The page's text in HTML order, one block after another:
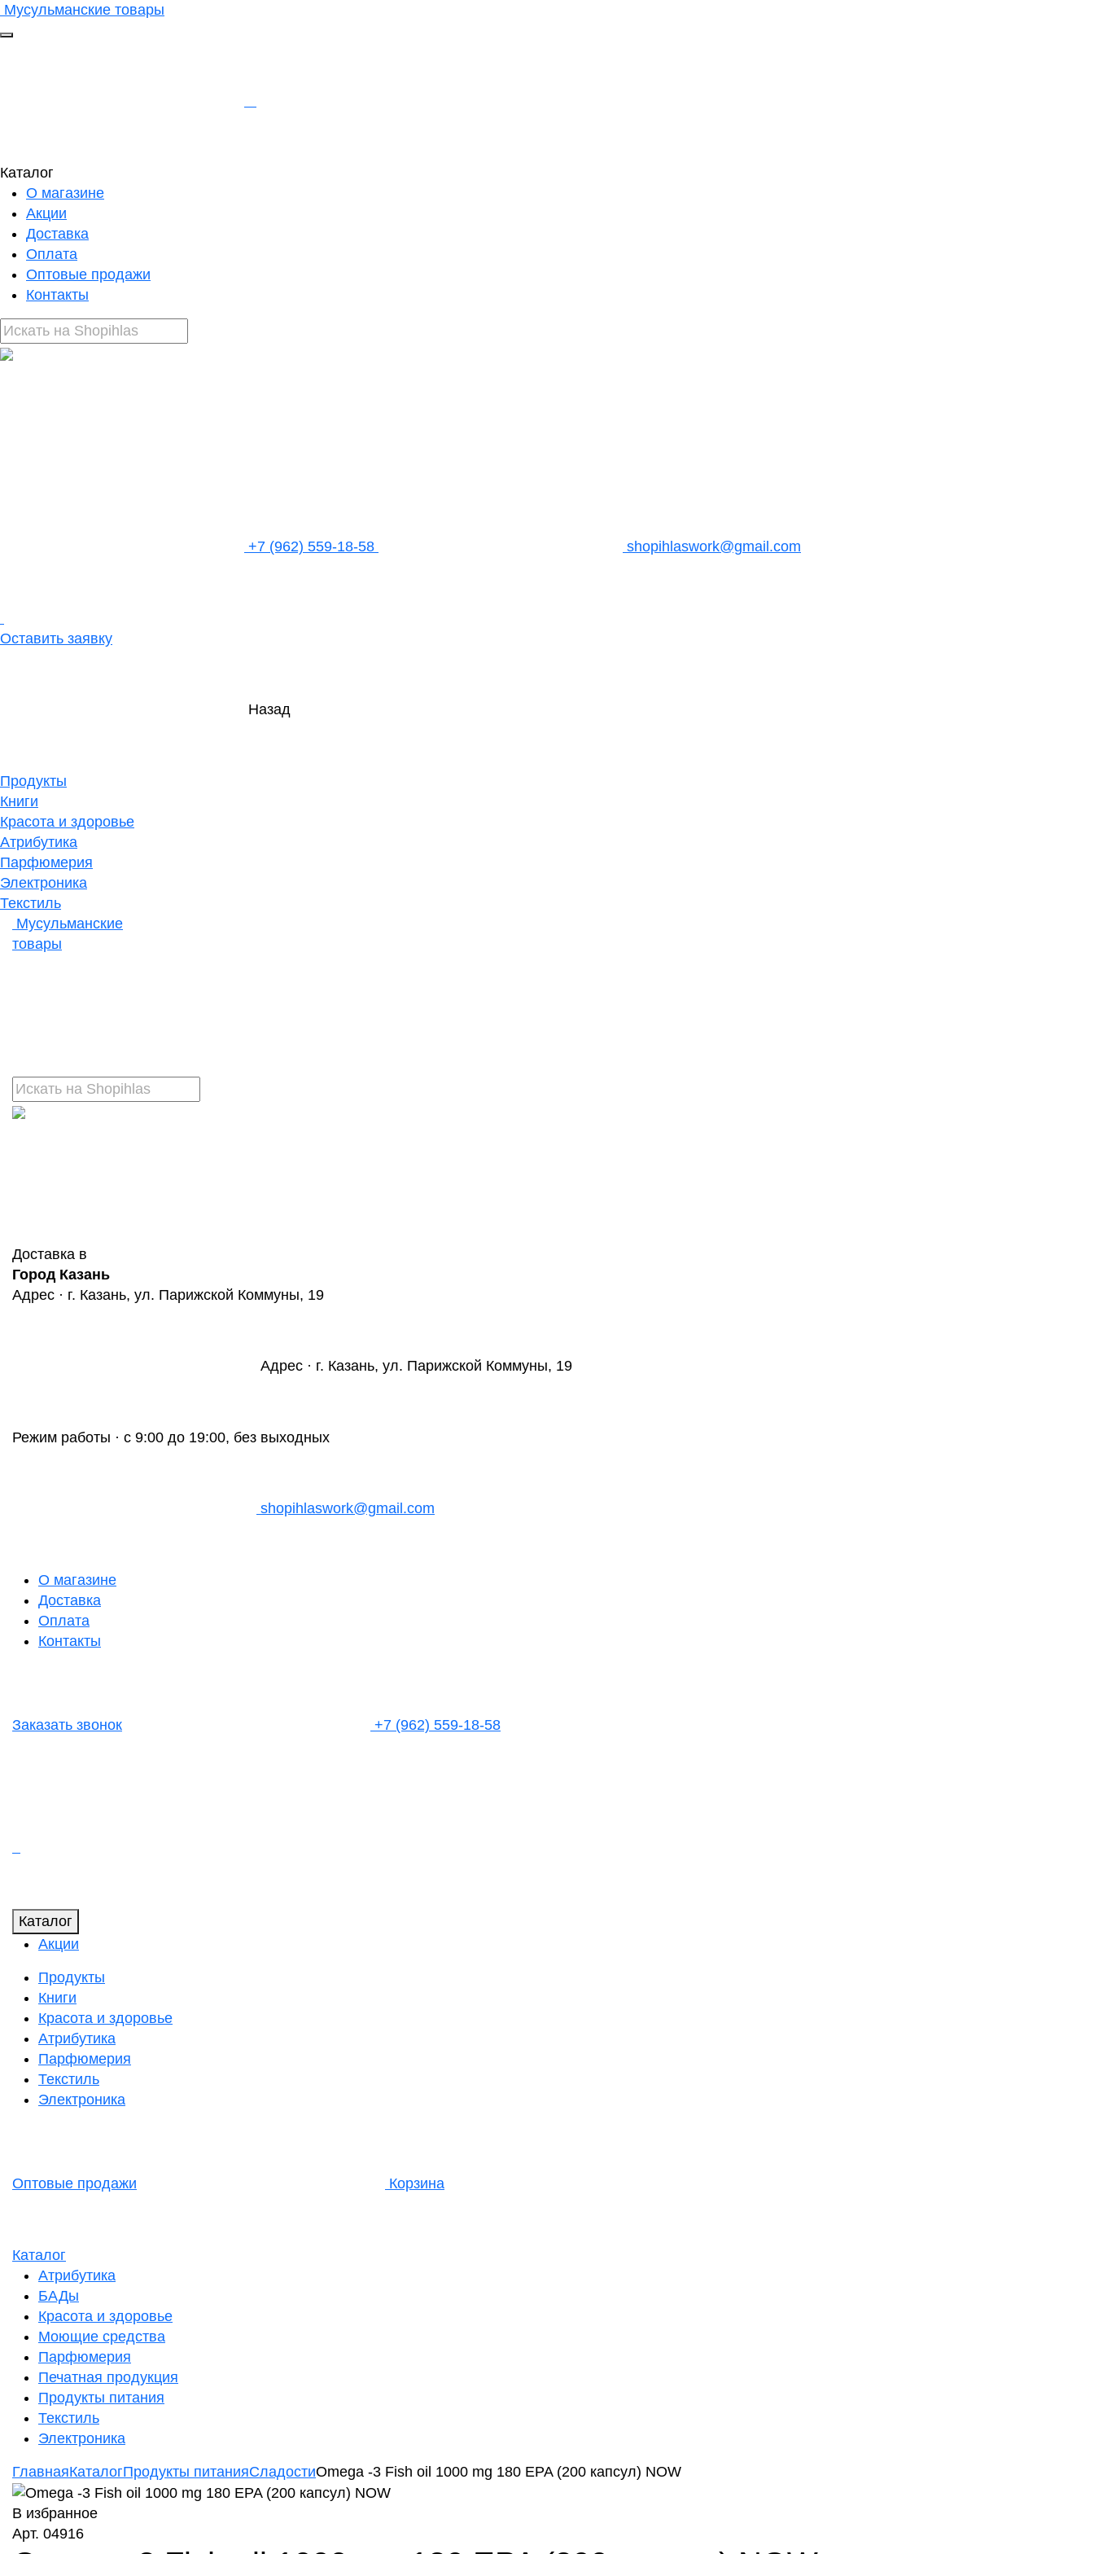
Мусульманские товары
Каталог
О магазине
Акции
Доставка
Оплата
Оптовые продажи
Контакты
+7 (962) 559-18-58 shopihlaswork@gmail.com
Оставить заявку
Назад
Продукты
Книги
Красота и здоровье
Атрибутика
Парфюмерия
Электроника
Текстиль
Мусульманские
товары
Доставка в
Город Казань
Адрес · г. Казань, ул. Парижской Коммуны, 19
Адрес · г. Казань, ул. Парижской Коммуны, 19
Режим работы · с 9:00 до 19:00, без выходных
shopihlaswork@gmail.com
О магазине
Доставка
Оплата
Контакты
Заказать звонок +7 (962) 559-18-58
Каталог
Акции
Продукты
Книги
Красота и здоровье
Атрибутика
Парфюмерия
Текстиль
Электроника
Оптовые продажи Корзина
Каталог
Атрибутика
БАДы
Красота и здоровье
Моющие средства
Парфюмерия
Печатная продукция
Продукты питания
Текстиль
Электроника
ГлавнаяКаталогПродукты питанияСладостиОmega -3 Fish oil 1000 mg 180 EPA (200 капсул) NOW
В избранное
Арт. 04916